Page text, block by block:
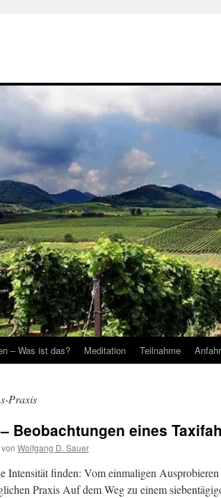
– Was ist das? Meditation Teilnahme
Praxis
Beobachtungen eines
von Wolfgang D. Sauer
Intensität finden: Vom einmaligen
Praxis Auf dem Weg zu einem